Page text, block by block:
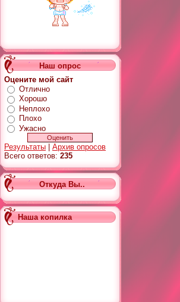
Наш опрос
Оцените мой сайт
Отлично
Хорошо
Неплохо
Плохо
Ужасно
Результаты
Архив опросов
Всего ответов: 235
Откуда Вы..
Наша копилка